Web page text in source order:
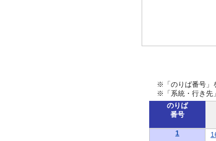
※「のりば番号」
※「系統・行き先
のりば
番号
1